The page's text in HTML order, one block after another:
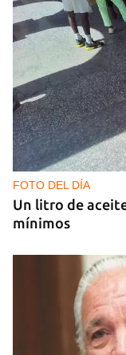
GUERRA
Al menos 17
nocturnos de
FOTO DEL DÍA
Un litro de
mínimos